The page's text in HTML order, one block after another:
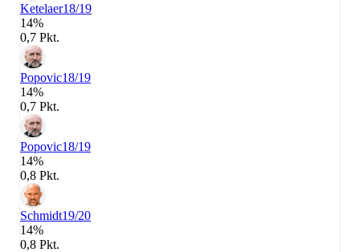
Ketelaer18/19
14%
0,7 Pkt.
Popovic18/19
14%
0,7 Pkt.
Popovic18/19
14%
0,8 Pkt.
Schmidt19/20
14%
0,8 Pkt.